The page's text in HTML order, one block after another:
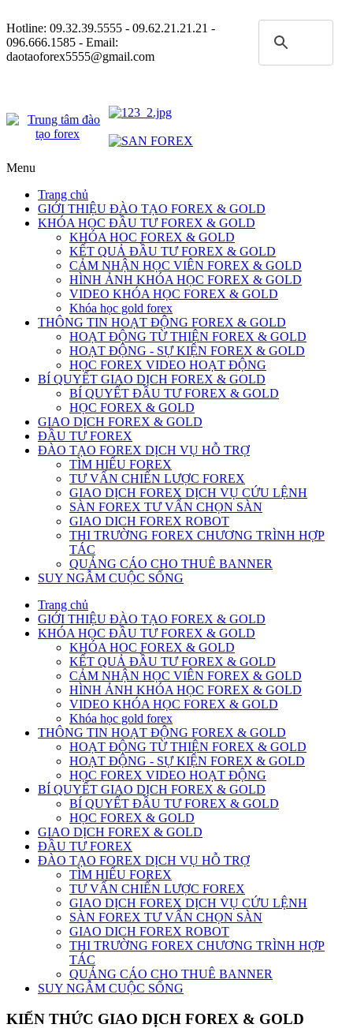
Hotline: 09.32.39.5555 - 09.62.21.21.21 -
096.666.1585 - Email:
daotaoforex5555@gmail.com
Menu
Trang chủ
GIỚI THIỆU ĐÀO TẠO FOREX & GOLD
KHÓA HỌC ĐẦU TƯ FOREX & GOLD
KHÓA HOC FOREX & GOLD
KẾT QUẢ ĐẦU TƯ FOREX & GOLD
CẢM NHẬN HỌC VIÊN FOREX & GOLD
HÌNH ẢNH KHÓA HỌC FOREX & GOLD
VIDEO KHÓA HỌC FOREX & GOLD
Khóa học gold forex
THÔNG TIN HOẠT ĐỘNG FOREX & GOLD
HOẠT ĐỘNG TỪ THIỆN FOREX & GOLD
HOẠT ĐỘNG - SỰ KIỆN FOREX & GOLD
HỌC FOREX VIDEO HOẠT ĐỘNG
BÍ QUYẾT GIAO DỊCH FOREX & GOLD
BÍ QUYẾT ĐẦU TƯ FOREX & GOLD
HỌC FOREX & GOLD
GIAO DỊCH FOREX & GOLD
ĐẦU TƯ FOREX
ĐÀO TẠO FOREX DỊCH VỤ HỖ TRỢ
TÌM HIỂU FOREX
TƯ VẤN CHIẾN LƯỢC FOREX
GIAO DỊCH FOREX DỊCH VỤ CỨU LỆNH
SÀN FOREX TƯ VẤN CHỌN SÀN
GIAO DICH FOREX ROBOT
THI TRƯỜNG FOREX CHƯƠNG TRÌNH HỢP
TÁC
QUẢNG CÁO CHO THUÊ BANNER
SUY NGẪM CUỘC SỐNG
Trang chủ
GIỚI THIỆU ĐÀO TẠO FOREX & GOLD
KHÓA HỌC ĐẦU TƯ FOREX & GOLD
KHÓA HOC FOREX & GOLD
KẾT QUẢ ĐẦU TƯ FOREX & GOLD
CẢM NHẬN HỌC VIÊN FOREX & GOLD
HÌNH ẢNH KHÓA HỌC FOREX & GOLD
VIDEO KHÓA HỌC FOREX & GOLD
Khóa học gold forex
THÔNG TIN HOẠT ĐỘNG FOREX & GOLD
HOẠT ĐỘNG TỪ THIỆN FOREX & GOLD
HOẠT ĐỘNG - SỰ KIỆN FOREX & GOLD
HỌC FOREX VIDEO HOẠT ĐỘNG
BÍ QUYẾT GIAO DỊCH FOREX & GOLD
BÍ QUYẾT ĐẦU TƯ FOREX & GOLD
HỌC FOREX & GOLD
GIAO DỊCH FOREX & GOLD
ĐẦU TƯ FOREX
ĐÀO TẠO FOREX DỊCH VỤ HỖ TRỢ
TÌM HIỂU FOREX
TƯ VẤN CHIẾN LƯỢC FOREX
GIAO DỊCH FOREX DỊCH VỤ CỨU LỆNH
SÀN FOREX TƯ VẤN CHỌN SÀN
GIAO DICH FOREX ROBOT
THI TRƯỜNG FOREX CHƯƠNG TRÌNH HỢP
TÁC
QUẢNG CÁO CHO THUÊ BANNER
SUY NGẪM CUỘC SỐNG
KIẾN THỨC GIAO DỊCH FOREX & GOLD